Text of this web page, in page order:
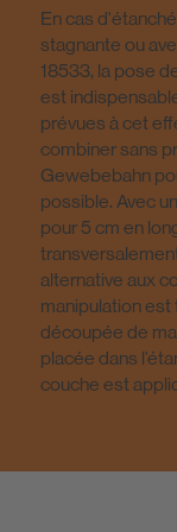
En cas
stagnante ou
18533, la pose
est
prévues à cet
combiner sans
Gewebebahn
possible. Avec
pour 5 cm en
alternative aux
manipulation est
découpée de
placée dans
couche est